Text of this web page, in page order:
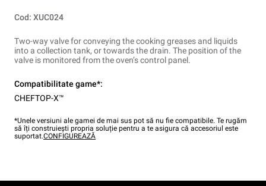
Cod: XUC024
Two-way valve for conveying the cooking greases and liquids
into a collection tank, or towards the drain. The position of the
valve is monitored from the oven’s control panel.
Compatibilitate game*:
CHEFTOP-X™
*Unele versiuni ale gamei de mai sus pot să nu fie compatibile. Te rugăm
să îți construiești propria soluție pentru a te asigura că accesoriul este
suportat.CONFIGUREAZĂ